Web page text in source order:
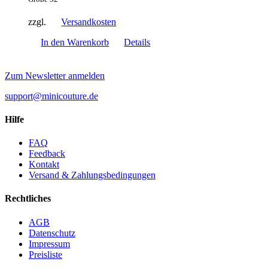
zzgl.
Versandkosten
In den Warenkorb
Details
Zum Newsletter anmelden
support@minicouture.de
Hilfe
FAQ
Feedback
Kontakt
Versand & Zahlungsbedingungen
Rechtliches
AGB
Datenschutz
Impressum
Preisliste